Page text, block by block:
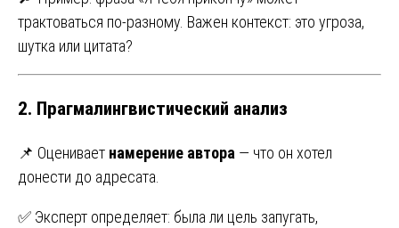
трактоваться по-разному. Важен контекст: это угроза,
шутка или цитата?
2. Прагмалингвистический анализ
📌 Оценивает намерение автора — что он хотел
донести до адресата.
✅ Эксперт определяет: была ли цель запугать,